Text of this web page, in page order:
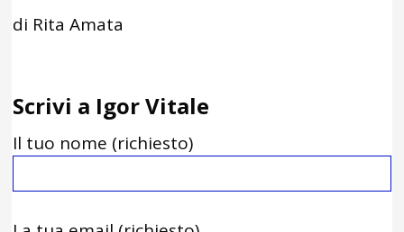
di Rita Amata
Scrivi a Igor Vitale
Il tuo nome (richiesto)